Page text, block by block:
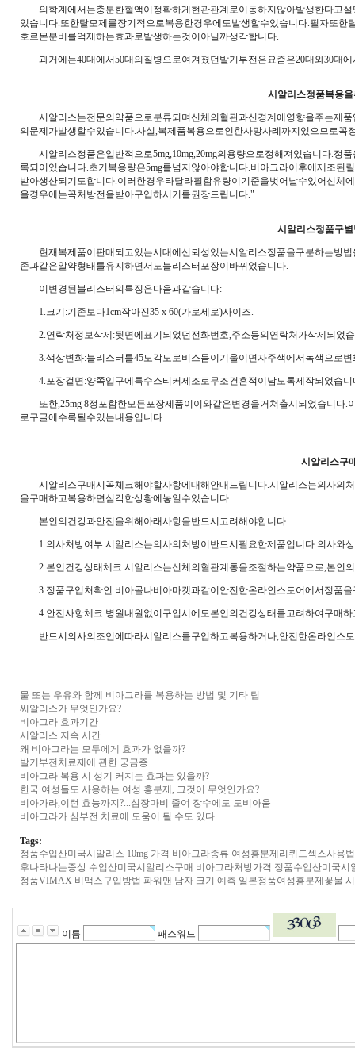
의학계에서는충분한혈액이정확하게현관관계로이동하지않아발생한다고설
있습니다.또한탈모제를장기적으로복용한경우에도발생할수있습니다.필자또
호르몬분비를억제하는효과로발생하는것이아닐까생각합니다.
과거에는40대에서50대의질병으로여겨졌던발기부전은요즘은20대와30대
시알리스정품복용
시알리스는전문의약품으로분류되며신체의혈관과신경계에영향을주는제품
의문제가발생할수있습니다.사실,복제품복용으로인한사망사례까지있으므로꼭
시알리스정품은일반적으로5mg,10mg,20mg의용량으로정해져있습니다.정
록되어있습니다.초기복용량은5mg를넘지않아야합니다.비아그라이후에제조
받아생산되기도합니다.이러한경우타달라필함유량이기준을벗어날수있어신
을경우에는꼭처방전을받아구입하시기를권장드립니다."
시알리스정품구
현재복제품이판매되고있는시대에신뢰성있는시알리스정품을구분하는방법
존과같은알약형태를유지하면서도블리스터포장이바뀌었습니다.
이변경된블리스터의특징은다음과같습니다:
1.크기:기존보다1cm작아진35 x 60(가로세로)사이즈.
2.연락처정보삭제:뒷면에표기되었던전화번호,주소등의연락처가삭제되었
3.색상변화:블리스터를45도각도로비스듬이기울이면자주색에서녹색으로
4.포장겉면:양쪽입구에특수스티커제조로무조건흔적이남도록제작되었습니
또한,25mg 8정포함한모든포장제품이이와같은변경을거쳐출시되었습니다.
로구글에수록될수있는내용입니다.
시알리스구
시알리스구매시꼭체크해야할사항에대해안내드립니다.시알리스는의사의
을구매하고복용하면심각한상황에놓일수있습니다.
본인의건강과안전을위해아래사항을반드시고려해야합니다:
1.의사처방여부:시알리스는의사의처방이반드시필요한제품입니다.의사와
2.본인건강상태체크:시알리스는신체의혈관계통을조절하는약품으로,본인
3.정품구입처확인:비아몰나비아마켓과같이안전한온라인스토어에서정품을
4.안전사항체크:병원내원없이구입시에도본인의건강상태를고려하여구매하
반드시의사의조언에따라시알리스를구입하고복용하거나,안전한온라인스
물 또는 우유와 함께 비아그라를 복용하는 방법 및 기타 팁
씨알리스가 무엇인가요?
비아그라 효과기간
시알리스 지속 시간
왜 비아그라는 모두에게 효과가 없을까?
발기부전치료제에 관한 궁금증
비아그라 복용 시 성기 커지는 효과는 있을까?
한국 여성들도 사용하는 여성 흥분제, 그것이 무엇인가요?
비아가라,이런 효능까지?...심장마비 줄여 장수에도 도비아움
비아그라가 심부전 치료에 도움이 될 수도 있다
Tags:
정품수입산미국시­알리스 10mg 가격 비아그라종류 여성흥분제리퀴드섹스사용법
후나타나는증상 수입산미국시­알리스구매 비­아그라처방가격 정품수입산미국시­
정품VIMAX 비맥스구입방법 파워맨 남자 크기 예측 일본정품여성흥분제꽃물
이름 패스워드